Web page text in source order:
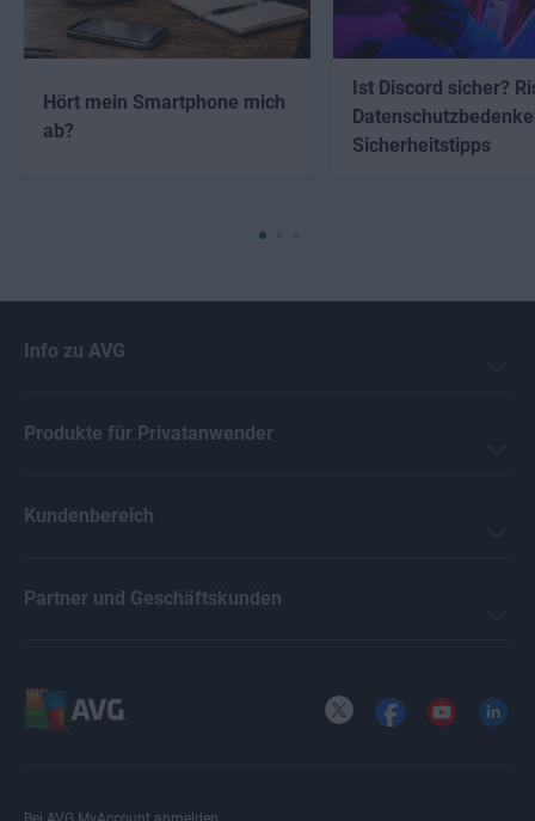
Hört mein Smartphone mich
ab?
Ist Discord sicher?
Sicherheitstipps
Info zu AVG
Produkte für Privatanwender
Kundenbereich
Partner und Geschäftskunden